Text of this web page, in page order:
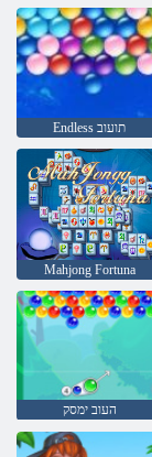
Endless תועוב
Mahjong Fortuna
העוב ימסק